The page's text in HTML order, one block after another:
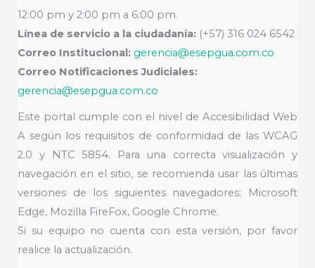
12:00 pm y 2:00 pm a 6:00 pm.
Línea de servicio a la ciudadanía: (+57) 316 024 6542
Correo Institucional: gerencia@esepgua.com.co
Correo Notificaciones Judiciales:
gerencia@esepgua.com.co
Este portal cumple con el nivel de Accesibilidad Web
A según los requisitos de conformidad de las WCAG
2.0 y NTC 5854. Para una correcta visualización y
navegación en el sitio, se recomienda usar las últimas
versiones de los siguientes navegadores: Microsoft
Edge, Mozilla FireFox, Google Chrome.
Si su equipo no cuenta con esta versión, por favor
realice la actualización.